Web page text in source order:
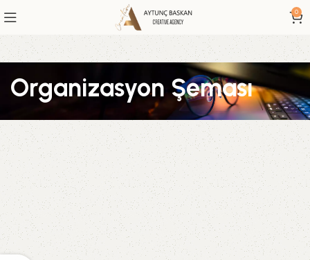
0
Organizasyon Şeması